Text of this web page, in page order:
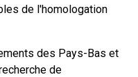
de l'homologation
des Pays-Bas et
de